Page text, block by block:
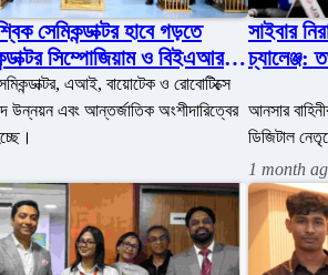
সেমিকন্ডাক্টর হাবে গড়তে
সিম্পোজিয়াম ও বিইএআর
করলেন প্রধানমন্ত্রী
এআই, বায়োটেক ও রোবোটিক্সে
উন্নয়ন এবং আন্তর্জাতিক অংশীদারিত্বের
সাইবার
চ্যালেঞ্জ:
আনসার
ডিজিটাল
1 month